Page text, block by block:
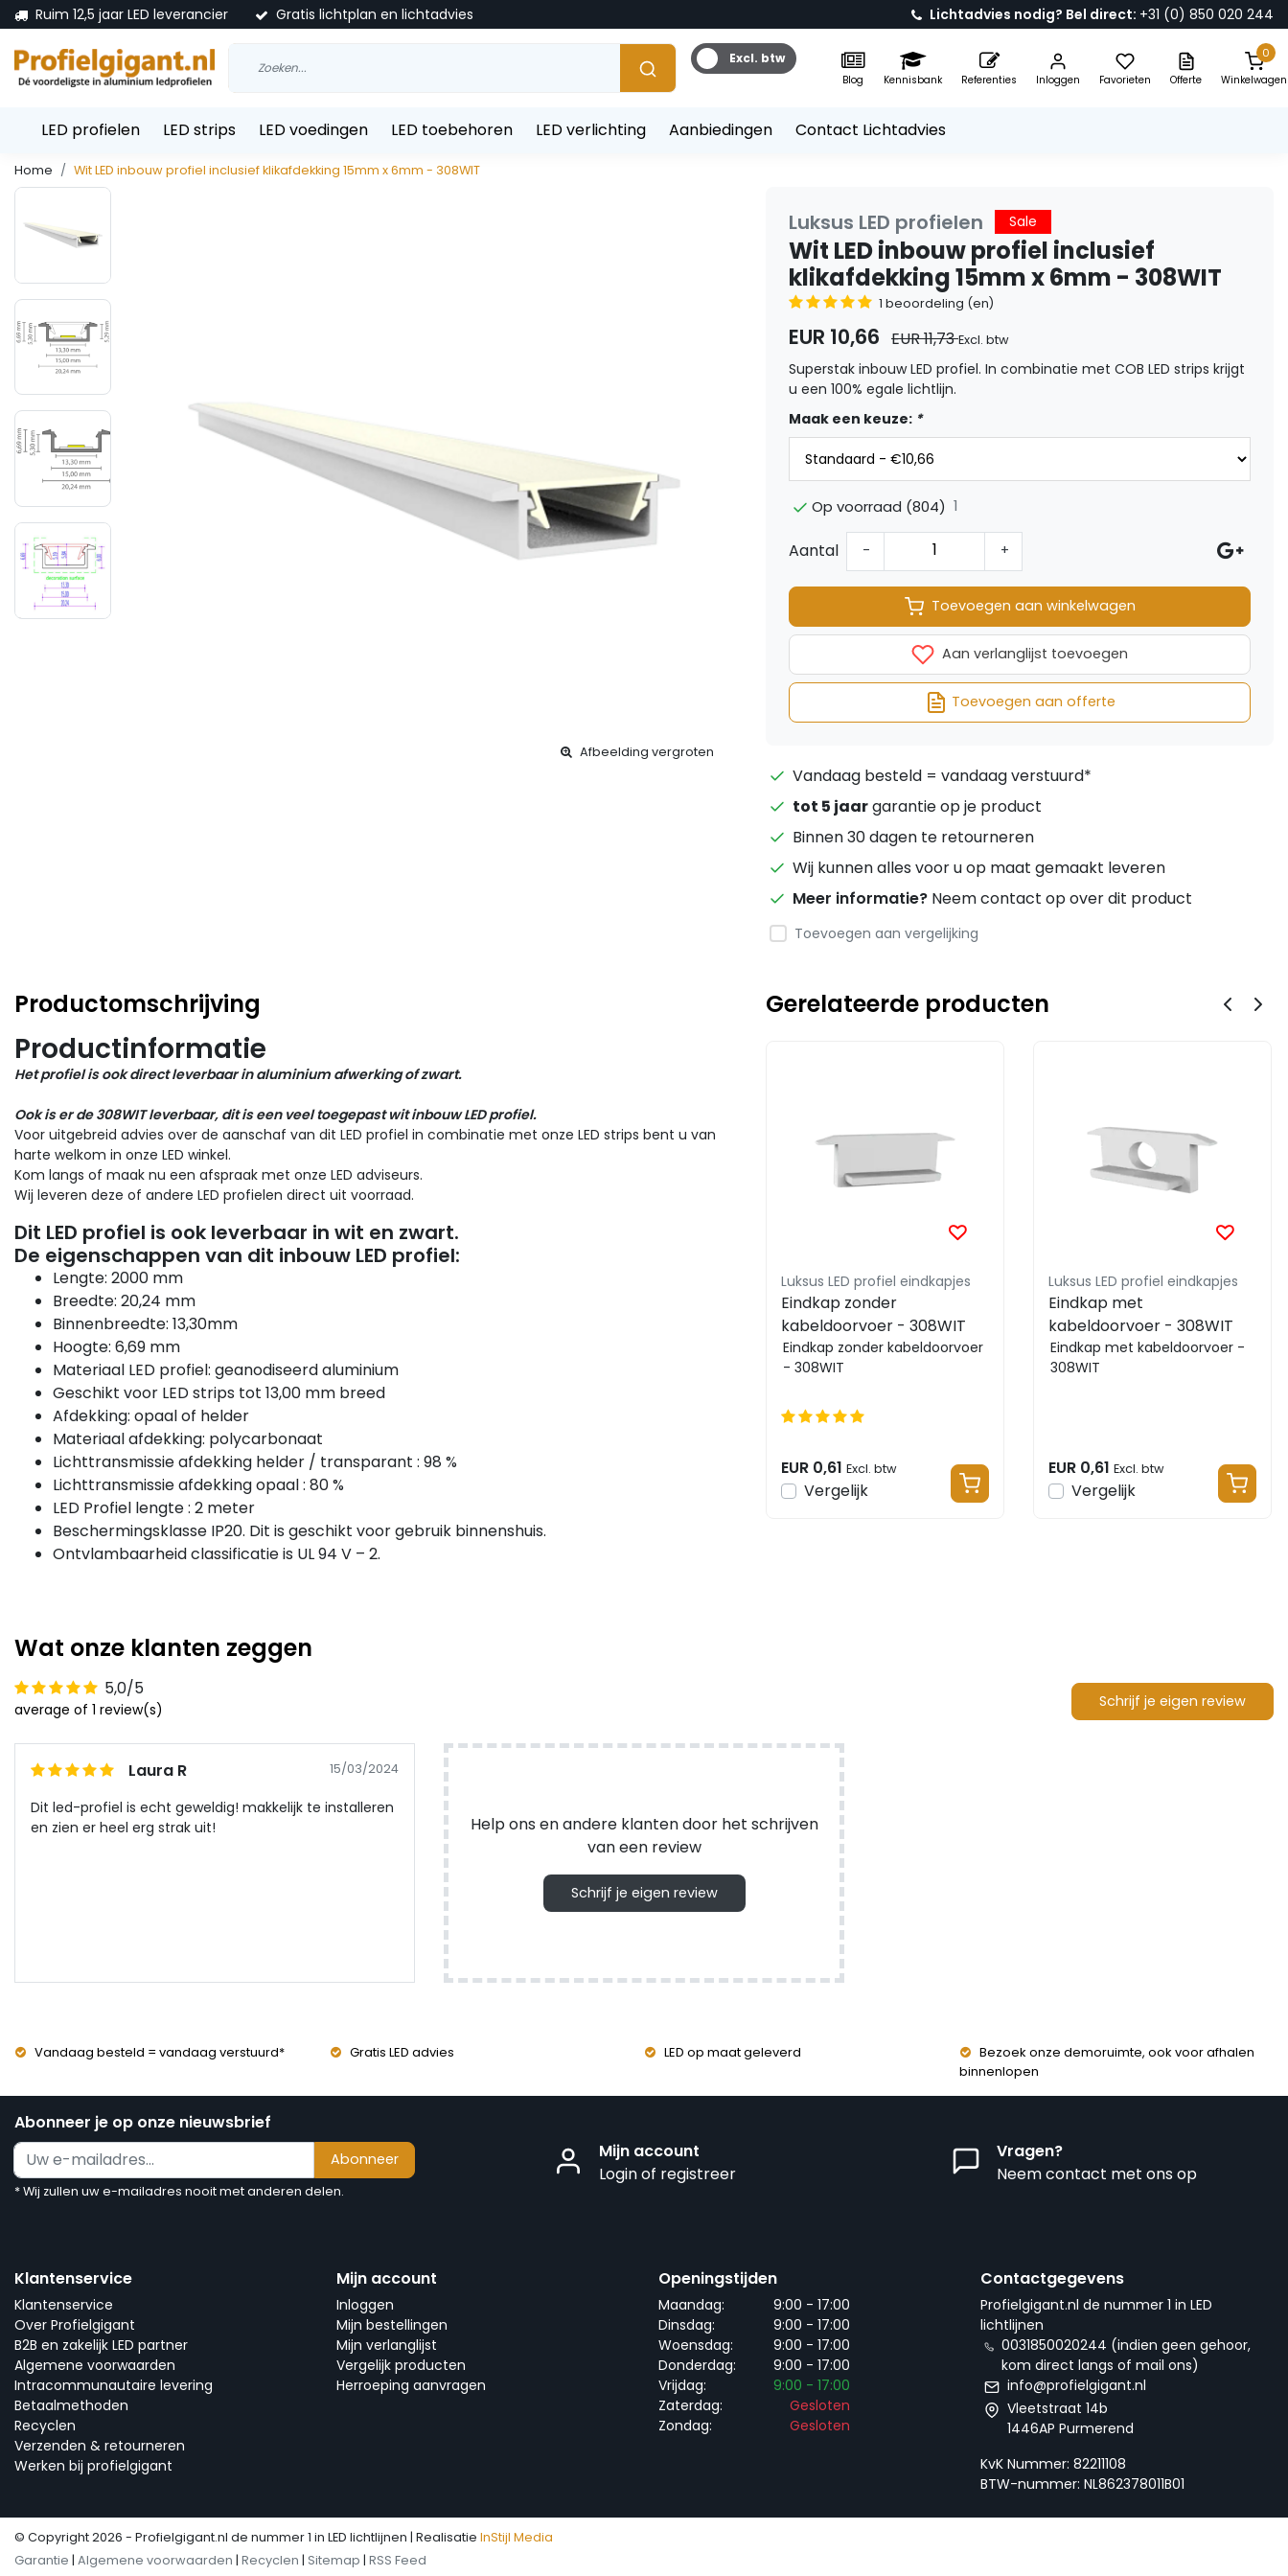
Ruim 12,5 jaar LED leverancier Gratis lichtplan en lichtadvies Lichtadvies nodig? Bel direct: +31 (0) 850 020 244
Excl. btw
Blog Kennisbank Referenties Inloggen Favorieten Offerte
0
Winkelwagen
LED profielen LED strips LED voedingen LED toebehoren LED verlichting Aanbiedingen Contact Lichtadvies
Home Wit LED inbouw profiel inclusief klikafdekking 15mm x 6mm - 308WIT
Afbeelding vergroten
Luksus LED profielen Sale
Wit LED inbouw profiel inclusief
klikafdekking 15mm x 6mm - 308WIT
1 beoordeling (en)
EUR 10,66 EUR 11,73Excl. btw
Superstak inbouw LED profiel. In combinatie met COB LED strips krijgt
u een 100% egale lichtlijn.
Maak een keuze: *
Op voorraad (804) 1
Aantal - +
Toevoegen aan winkelwagen
Aan verlanglijst toevoegen
Toevoegen aan offerte
Vandaag besteld = vandaag verstuurd*
tot 5 jaargarantie op je product
Binnen 30 dagen te retourneren
Wij kunnen alles voor u op maat gemaakt leveren
Meer informatie? Neem contact op over dit product
Toevoegen aan vergelijking
Productomschrijving
Productinformatie
Het profiel is ook direct leverbaar in aluminium afwerkingof zwart.
Ook is er de 308WIT leverbaar, dit is een veel toegepast wit inbouw LED profiel.
Voor uitgebreid advies over de aanschaf van dit LED profiel in combinatie met onze LED strips bent u van
harte welkom in onze LED winkel.
Kom langs of maak nu een afspraak met onze LED adviseurs.
Wij leveren deze of andere LED profielen direct uit voorraad.
Dit LED profiel is ook leverbaar in wit en zwart.
De eigenschappen van dit inbouw LED profiel:
Lengte: 2000 mm
Breedte: 20,24 mm
Binnenbreedte: 13,30mm
Hoogte: 6,69 mm
Materiaal LED profiel: geanodiseerd aluminium
Geschikt voor LED strips tot 13,00 mm breed
Afdekking: opaal of helder
Materiaal afdekking: polycarbonaat
Lichttransmissie afdekking helder / transparant : 98 %
Lichttransmissie afdekking opaal : 80 %
LED Profiel lengte : 2 meter
Beschermingsklasse IP20. Dit is geschikt voor gebruik binnenshuis.
Ontvlambaarheid classificatie is UL 94 V – 2.
Gerelateerde producten
Luksus LED profiel eindkapjes
Eindkap zonder
kabeldoorvoer - 308WIT
Eindkap zonder kabeldoorvoer
- 308WIT
EUR 0,61 Excl. btw
Vergelijk
Luksus LED profiel eindkapjes
Eindkap met
kabeldoorvoer - 308WIT
Eindkap met kabeldoorvoer -
308WIT
EUR 0,61 Excl. btw
Vergelijk
Wat onze klanten zeggen
5,0/5
average of 1 review(s) Schrijf je eigen review
Laura R 15/03/2024
Dit led-profiel is echt geweldig! makkelijk te installeren
en zien er heel erg strak uit!
Help ons en andere klanten door het schrijven
van een review
Schrijf je eigen review
Vandaag besteld = vandaag verstuurd* Gratis LED advies LED op maat geleverd
Bezoek onze demoruimte, ook voor afhalen
binnenlopen
Abonneer je op onze nieuwsbrief
Abonneer
* Wij zullen uw e-mailadres nooit met anderen delen.
Mijn account
Login of registreer
Vragen?
Neem contact met ons op
Klantenservice
Klantenservice
Over Profielgigant
B2B en zakelijk LED partner
Algemene voorwaarden
Intracommunautaire levering
Betaalmethoden
Recyclen
Verzenden & retourneren
Werken bij profielgigant
Mijn account
Inloggen
Mijn bestellingen
Mijn verlanglijst
Vergelijk producten
Herroeping aanvragen
Openingstijden
Maandag:
9:00 - 17:00
Dinsdag:
9:00 - 17:00
Woensdag:
9:00 - 17:00
Donderdag:
9:00 - 17:00
Vrijdag:
9:00 - 17:00
Zaterdag:
Gesloten
Zondag:
Gesloten
Contactgegevens
Profielgigant.nl de nummer 1 in LED
lichtlijnen
0031850020244 (indien geen gehoor,
kom direct langs of mail ons)
info@profielgigant.nl
Vleetstraat 14b
1446AP Purmerend
KvK Nummer: 82211108
BTW-nummer: NL862378011B01
© Copyright 2026 - Profielgigant.nl de nummer 1 in LED lichtlijnen | Realisatie InStijl Media
Garantie | Algemene voorwaarden | Recyclen | Sitemap | RSS Feed